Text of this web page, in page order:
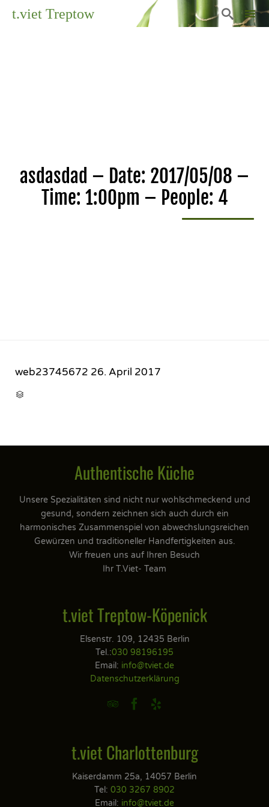
t.viet Treptow 
asdasdad – Date: 2017/05/08 –
Time: 1:00pm – People: 4
web23745672 26. April 2017

Authentische Küche
Unsere Spezialitäten sind nicht nur wohlschmeckend und
gesund, sondern zeichnen sich auch durch ein
harmonisches Zusammenspiel von abwechslungsreichen
Gewürzen und traditioneller Handfertigkeiten aus.
Wir freuen uns auf Ihren Besuch
Ihr T.Viet- Team
t.viet Treptow-Köpenick
Elsenstr. 109, 12435 Berlin
Tel.:030 98196195
Email: info@tviet.de
Datenschutzerklärung
  
t.viet Charlottenburg
Kaiserdamm 25a, 14057 Berlin
Tel: 030 3267 8902
Email: info@tviet.de